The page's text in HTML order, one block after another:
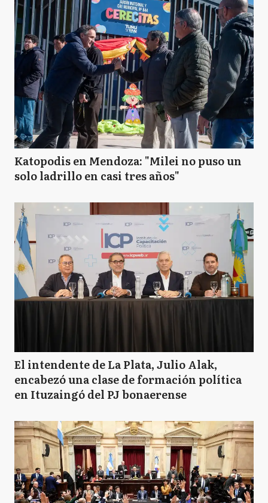
Katopodis en Mendoza: "Milei no puso un
solo ladrillo en casi tres años"
El intendente de La Plata, Julio Alak,
encabezó una clase de formación política
en Ituzaingó del PJ bonaerense